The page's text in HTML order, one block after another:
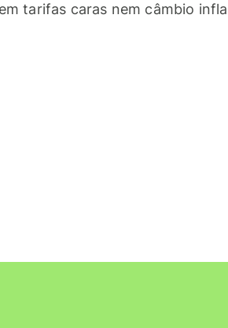
tarifas caras nem câmbio